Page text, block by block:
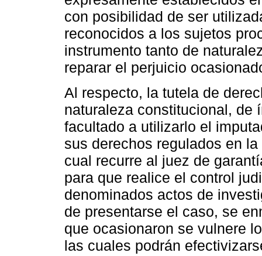
con posibilidad de ser
reconocidos a los sujetos
instrumento tanto de
reparar el perjuicio
Al respecto, la tutela de
naturaleza constitucional, de
facultado a utilizarlo el
sus derechos regulados en
cual recurre al juez de
para que realice el control
denominados actos de
de presentarse el caso, se
que ocasionaron se vulnere
las cuales podrán